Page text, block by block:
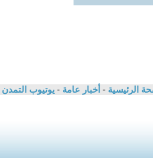
الرئيسية - أخبار عامة - يوتيوب التمدن